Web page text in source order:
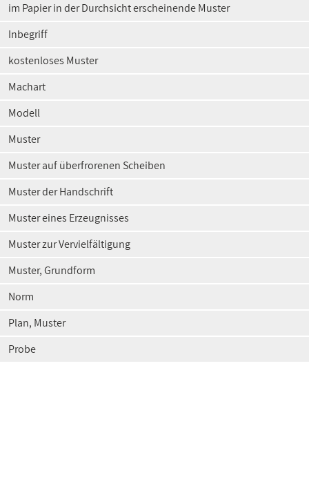
im Papier in der Durchsicht erscheinende Muster
Inbegriff
kostenloses Muster
Machart
Modell
Muster
Muster auf überfrorenen Scheiben
Muster der Handschrift
Muster eines Erzeugnisses
Muster zur Vervielfältigung
Muster, Grundform
Norm
Plan, Muster
Probe